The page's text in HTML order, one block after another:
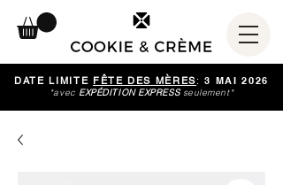
DATE LIMITE FÊTE DES MÈRES:3 MAI 2026
*avecEXPÉDITION EXPRESSseulement*